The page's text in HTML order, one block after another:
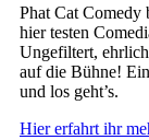
Phat Cat
hier testen
Ungefiltert,
auf die Bühne!
und los geht’s.
Hier erfahrt ihr